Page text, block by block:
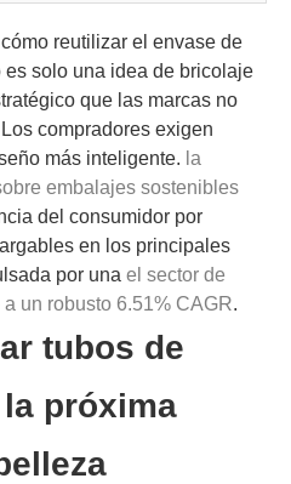
reutilizar el envase de
es solo una idea de bricolaje
que las marcas no
compradores exigen
más inteligente. la
embalajes sostenibles
del consumidor por
en los principales
por una el sector de
un robusto 6.51% CAGR.
tubos de
próxima